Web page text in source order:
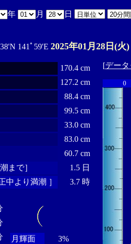
年 月 日
141ﾟ59'E 2025年01月28日(火)
170.4 cm
127.2 cm
88.4 cm
99.5 cm
33.0 cm
83.0 cm
60.7 cm
まで］
1.5 日
中より満潮 ］
3.7 時
月輝面
3%
[デー
0